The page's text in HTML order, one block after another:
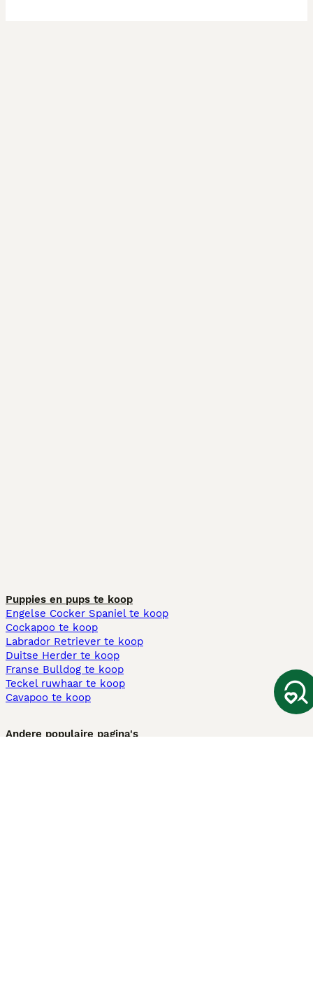
Puppies en pups te koop
Engelse Cocker Spaniel te koop
Cockapoo te koop
Labrador Retriever te koop
Duitse Herder te koop
Franse Bulldog te koop
Teckel ruwhaar te koop
Cavapoo te koop
Andere populaire pagina's